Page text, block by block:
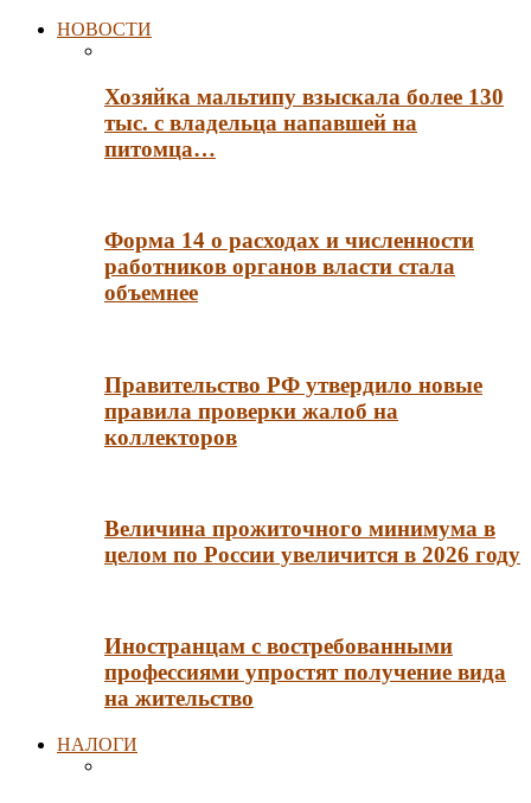
НОВОСТИ
Хозяйка мальтипу взыскала более 130
тыс. с владельца напавшей на
питомца…
Форма 14 о расходах и численности
работников органов власти стала
объемнее
Правительство РФ утвердило новые
правила проверки жалоб на
коллекторов
Величина прожиточного минимума в
целом по России увеличится в 2026 году
Иностранцам с востребованными
профессиями упростят получение вида
на жительство
НАЛОГИ